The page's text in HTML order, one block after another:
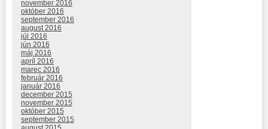
november 2016
október 2016
september 2016
august 2016
júl 2016
jún 2016
máj 2016
apríl 2016
marec 2016
február 2016
január 2016
december 2015
november 2015
október 2015
september 2015